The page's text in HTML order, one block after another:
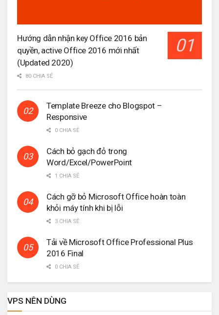
Hướng dẫn nhận key Office 2016 bản
quyền, active Office 2016 mới nhất
(Updated 2020)
80 CHIA SẺ
Template Breeze cho Blogspot –
Responsive
0 CHIA SẺ
Cách bỏ gạch đỏ trong
Word/Excel/PowerPoint
1 CHIA SẺ
Cách gỡ bỏ Microsoft Office hoàn toàn
khỏi máy tính khi bị lỗi
3 CHIA SẺ
Tải về Microsoft Office Professional Plus
2016 Final
0 CHIA SẺ
VPS NÊN DÙNG